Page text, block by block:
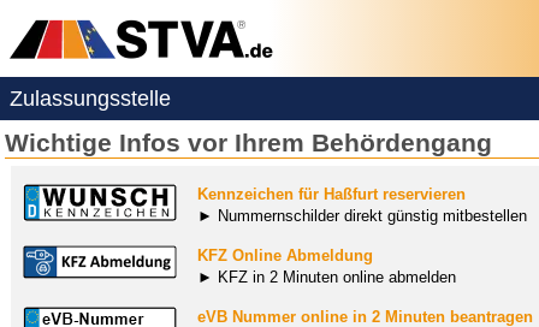
Zulassungsstelle
Wichtige Infos vor Ihrem Behördengang
Kennzeichen für Haßfurt reservieren
► Nummernschilder direkt günstig mitbestellen
KFZ Online Abmeldung
► KFZ in 2 Minuten online abmelden
eVB Nummer online in 2 Minuten beantragen